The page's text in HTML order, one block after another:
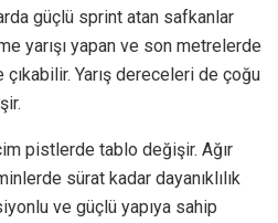
güçlü sprint atan safkanlar
yarışı yapan ve son metrelerde
Yarış dereceleri de çoğu
pistlerde tablo değişir. Ağır
sürat kadar dayanıklılık
ve güçlü yapıya sahip